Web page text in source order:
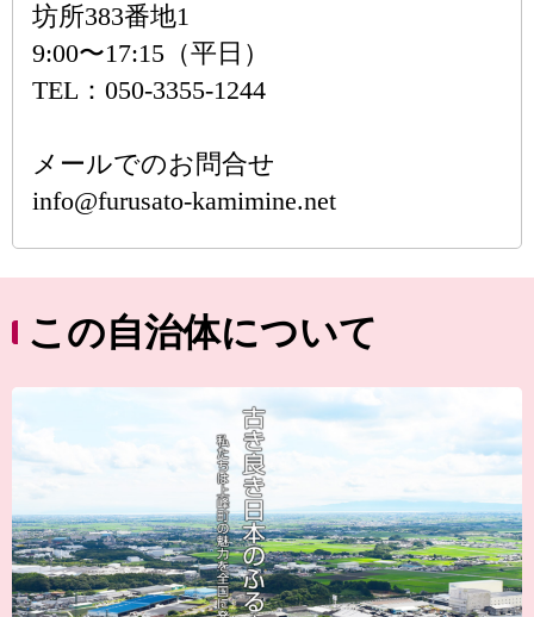
坊所383番地1
9:00〜17:15（平日）
TEL：050-3355-1244
メールでのお問合せ
info@furusato-kamimine.net
この自治体について